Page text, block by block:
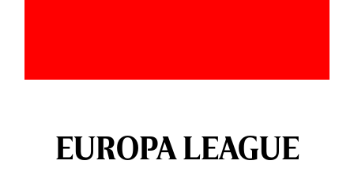
EUROPA LEAGUE